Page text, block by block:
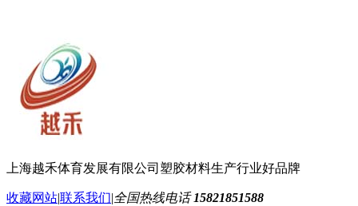
上海越禾体育发展有限公司 塑胶材料生产行业好品牌
收藏网站|联系我们|全国热线电话15821851588